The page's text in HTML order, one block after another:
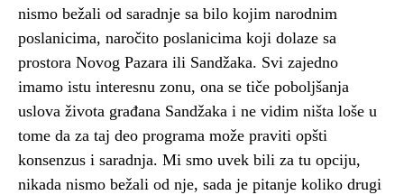
nismo bežali od saradnje sa bilo kojim narodnim
poslanicima, naročito poslanicima koji dolaze sa
prostora Novog Pazara ili Sandžaka. Svi zajedno
imamo istu interesnu zonu, ona se tiče poboljšanja
uslova života građana Sandžaka i ne vidim ništa loše u
tome da za taj deo programa može praviti opšti
konsenzus i saradnja. Mi smo uvek bili za tu opciju,
nikada nismo bežali od nje, sada je pitanje koliko drugi